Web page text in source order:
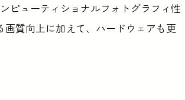
ピューティショナルフォトグラフィ性
質向上に加えて、ハードウェアも更